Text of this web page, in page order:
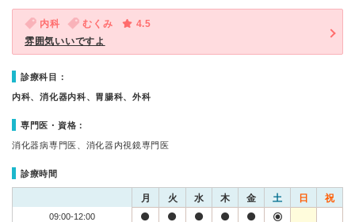
内科 むくみ
4.5
雰囲気いいですよ
診療科目：
内科、消化器内科、胃腸科、外科
専門医・資格：
消化器病専門医、消化器内視鏡専門医
診療時間
月 火 水 木 金 土 日 祝
09:00-12:00